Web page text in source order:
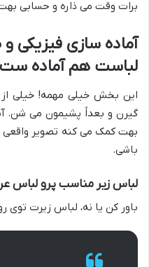
برات وقت می ذاره و حسابی
آماده سازی فیزیکی
لباست هم آماده
این بخش خیلی مهمه! خیلی
گیرن و بعداً پشیمون می شن.
بهت کمک می کنه تصویر
باشی.
لباس زیر مناسب پرو
باور کن یا نه، لباس زیرت توی